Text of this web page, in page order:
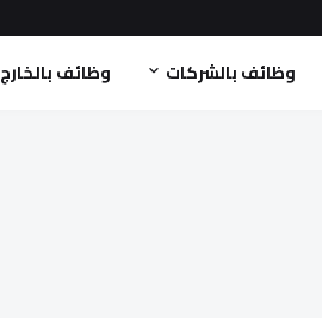
وظائف بالشركات وظائف بالخارج